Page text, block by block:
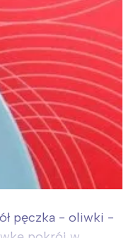
pęczka - oliwki -